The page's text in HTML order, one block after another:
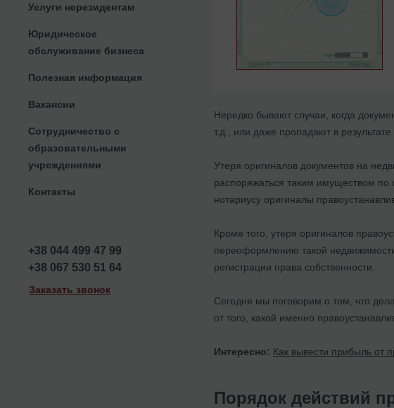
Услуги нерезидентам
Юридическое
обслуживание бизнеса
Полезная информация
Вакансии
Сотрудничество с
образовательными
учреждениями
Контакты
+38 044 499 47 99
+38 067 530 51 64
Заказать звонок
Нередко бывают случаи, когда
т.д., или даже пропадают в результате
Утеря оригиналов документов на
распоряжаться таким имуществом по
нотариусу оригиналы
Кроме того, утеря оригиналов
переоформлению такой
регистрации права собственности.
Сегодня мы поговорим о том, что
от того, какой именно
Интересно: Как вывести прибыль от
Порядок действий